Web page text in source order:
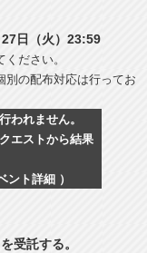
日（火）23:59
ださい。
の配布対応は行ってお
われません。
エストから結果
ト詳細 ）
を受託する。